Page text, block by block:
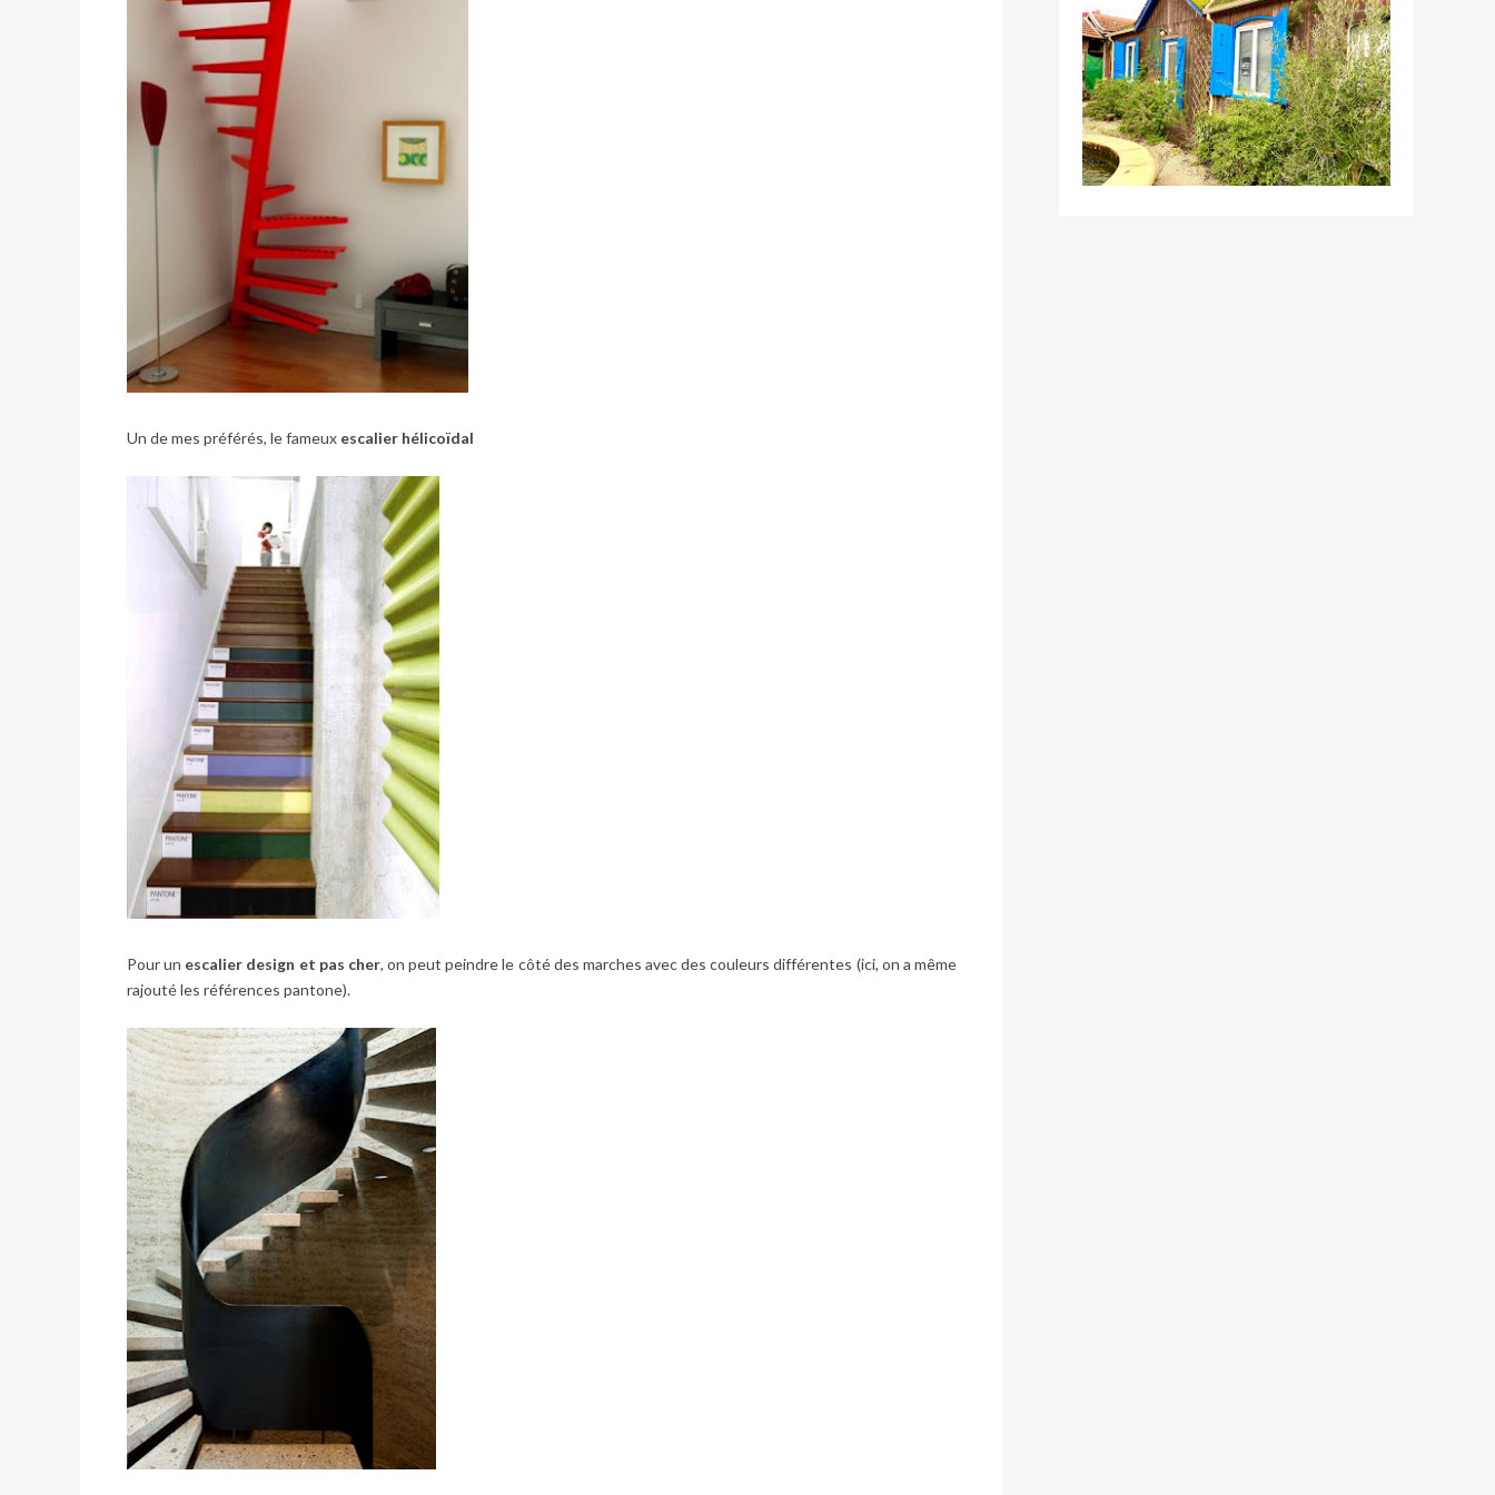
Un de mes préférés, le fameux escalier hélicoïdal
Pour un escalier design et pas cher, on peut peindre le côté des marches avec des couleurs différentes (ici, on a même
rajouté les références pantone).